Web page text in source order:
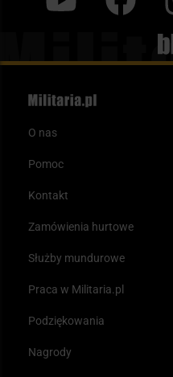
O nas
Pomoc
Kontakt
Zamówienia hurtowe
Służby mundurowe
Praca w Militaria.pl
Podziękowania
Nagrody